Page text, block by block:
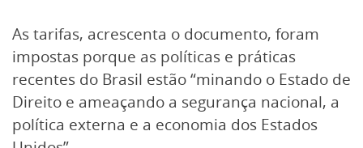
As tarifas, acrescenta o documento, foram
impostas porque as políticas e práticas
recentes do Brasil estão “minando o Estado de
Direito e ameaçando a segurança nacional, a
política externa e a economia dos Estados